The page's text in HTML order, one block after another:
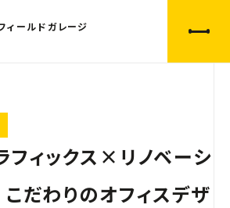
ィールドガレージ
ィックス×リノベーシ
こだわりのオフィスデザ